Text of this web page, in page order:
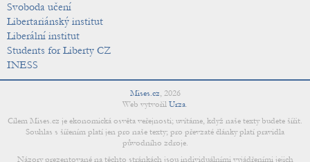
Svoboda učení
Libertariánský institut
Liberální institut
Students for Liberty CZ
INESS
Mises.cz, 2026
Web vytvořil Urza.
Cílem Mises.cz je ekonomická osvěta veřejnosti; uvítáme, když naše texty budete šířit.
Souhlas s šířením platí jen pro naše texty; pro převzaté články platí pravidla
původního zdroje.
Názory prezentované na těchto stránkách jsou individuálními vyjádřeními jejich